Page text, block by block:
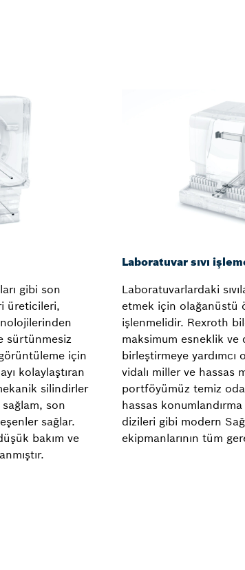
gibi son
üreticileri,
sürtünmesiz
için
kolaylaştıran
silindirler
son
sağlar.
bakım ve
Laboratuvar sıvı
Laboratuvarlardaki
etmek için olağanüstü
işlenmelidir. Rexroth
maksimum esneklik ve
birleştirmeye yardımcı
vidalı miller ve hassas
portföyümüz temiz
hassas
dizileri gibi modern
ekipmanlarının tüm